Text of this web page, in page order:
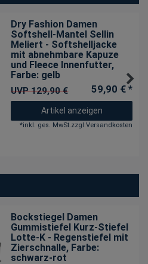
Dry Fashion Damen
Softshell-Mantel Sellin
Meliert - Softshelljacke
mit abnehmbare Kapuze
und Fleece Innenfutter,
Farbe: gelb
UVP 129,90 € 59,90 € *
Artikel anzeigen
*inkl. ges. MwSt.zzgl.Versandkosten
Bockstiegel Damen
Gummistiefel Kurz-Stiefel
Lotte-K - Regenstiefel mit
Zierschnalle, Farbe:
schwarz-rot